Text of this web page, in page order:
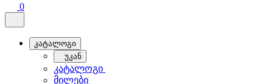
0
კატალოგი
უკან
კატალოგი
მილები